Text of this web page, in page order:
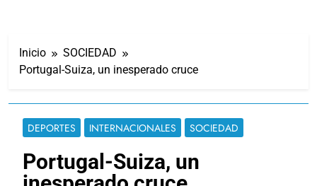
Inicio
SOCIEDAD
Portugal-Suiza, un inesperado cruce
DEPORTES INTERNACIONALES SOCIEDAD
Portugal-Suiza, un